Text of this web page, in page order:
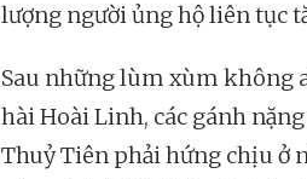
lượng người ủng hộ liên tục
Sau những lùm xùm không
hài Hoài Linh, các gánh
Thuỷ Tiên phải hứng chịu ở